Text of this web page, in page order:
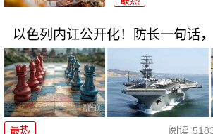
以色列内讧公开化！防长一句话
最热 阅读